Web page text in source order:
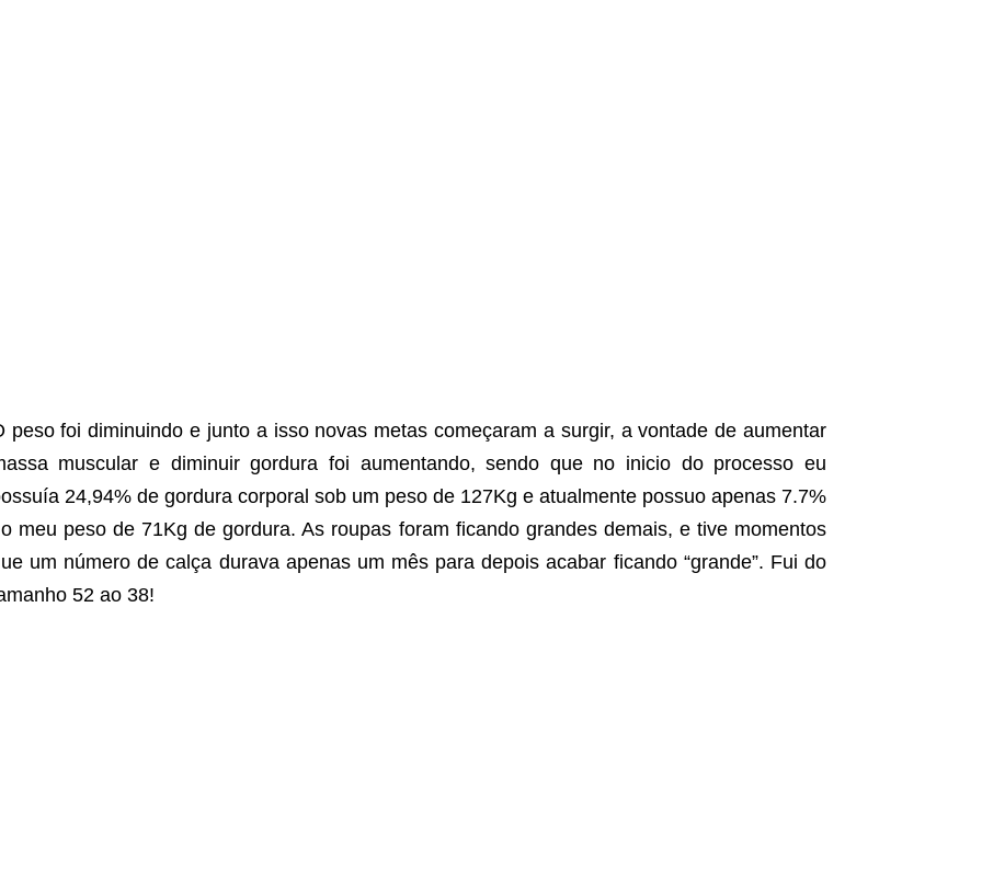
peso foi diminuindo e junto a isso novas metas começaram a surgir, a vontade de aumentar
muscular e diminuir gordura foi aumentando, sendo que no inicio do processo eu
24,94% de gordura corporal sob um peso de 127Kg e atualmente possuo apenas 7.7%
meu peso de 71Kg de gordura. As roupas foram ficando grandes demais, e tive momentos
um número de calça durava apenas um mês para depois acabar ficando “grande”. Fui do
52 ao 38!